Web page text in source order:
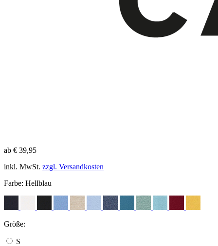
ab € 39,95
inkl. MwSt. zzgl. Versandkosten
Farbe: Hellblau
Größe:
S